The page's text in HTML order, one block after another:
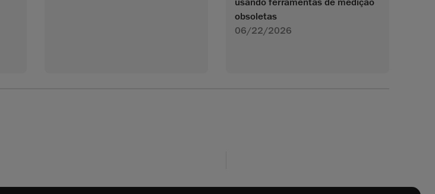
usando ferramentas de medição
obsoletas
06/22/2026